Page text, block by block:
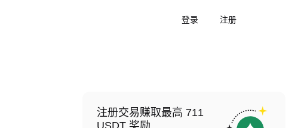
登录 注册
注册交易赚取最高 711
USDT 奖励